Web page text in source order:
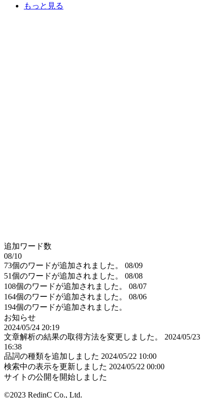
もっと見る
追加ワード数
08/10
73個のワードが追加されました。
08/09
51個のワードが追加されました。
08/08
108個のワードが追加されました。
08/07
164個のワードが追加されました。
08/06
194個のワードが追加されました。
お知らせ
2024/05/24 20:19
文章解析の結果の取得方法を変更しました。
2024/05/23
16:38
品詞の種類を追加しました 2024/05/22 10:00
検索中の表示を更新しました 2024/05/22 00:00
サイトの公開を開始しました
©2023 RedinC Co., Ltd.